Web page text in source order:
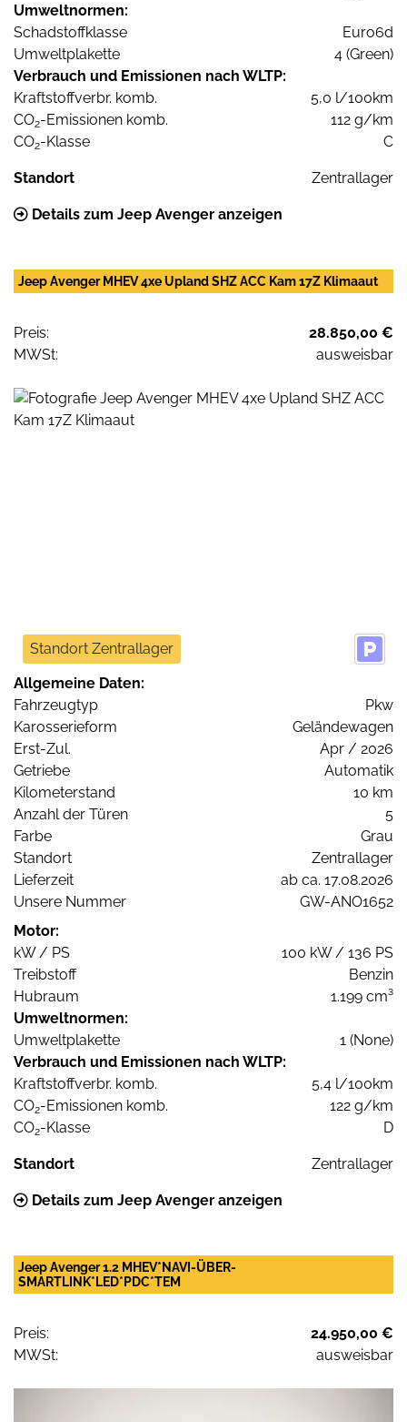
Umweltnormen:
Schadstoffklasse
Euro6d
Umweltplakette
4 (Green)
Verbrauch und Emissionen nach WLTP:
Kraftstoffverbr. komb.
5,0 l/100km
CO2-Emissionen komb.
112 g/km
CO2-Klasse C
Standort Zentrallager
Details zum Jeep Avenger anzeigen
Jeep Avenger MHEV 4xe Upland SHZ ACC Kam 17Z Klimaaut
Preis:
28.850,00 €
MWSt:
ausweisbar
Standort Zentrallager
Allgemeine Daten:
Fahrzeugtyp
Pkw
Karosserieform
Geländewagen
Erst-Zul.
Apr / 2026
Getriebe
Automatik
Kilometerstand
10 km
Anzahl der Türen
5
Farbe
Grau
Standort
Zentrallager
Lieferzeit
ab ca. 17.08.2026
Unsere Nummer
GW-ANO1652
Motor:
kW / PS
100 kW / 136 PS
Treibstoff
Benzin
Hubraum
1.199 cm³
Umweltnormen:
Umweltplakette
1 (None)
Verbrauch und Emissionen nach WLTP:
Kraftstoffverbr. komb.
5,4 l/100km
CO2-Emissionen komb.
122 g/km
CO2-Klasse D
Standort Zentrallager
Details zum Jeep Avenger anzeigen
Jeep Avenger 1.2 MHEV*NAVI-ÜBER-
SMARTLINK*LED*PDC*TEM
Preis:
24.950,00 €
MWSt:
ausweisbar